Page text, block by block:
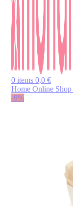
0 items 0,0 €
Home Online Shop
-9%